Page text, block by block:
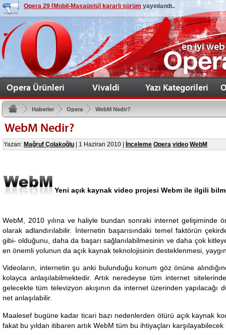
Opera 29 [Mobil-Masaüstü] kararlı sürümyayınlandı..
en iyi
Opera Ürünleri Vivaldi Yazı Kategorileri
Haberler Opera WebM Nedir?
WebM Nedir?
Yazan: Mağruf Çolakoğlu 1 Haziran 2010 İnceleme Opera video WebM
Yeni açık kaynak video projesi Webm ile ilgili
WebM, 2010 yılına ve haliyle bundan sonraki internet gelişiminde
olarak adlandırılabilir. İnternetin başarısındaki temel faktörün
gibi- olduğunu, daha da başarı sağlanılabilmesinin ve daha çok
en önemli yolunun da açık kaynak teknolojisinin desteklenmesi,
Videoların, internetin şu anki bulunduğu konum göz önüne
kolayca anlaşılabilmektedir. Artık neredeyse tüm internet
gelecekte tüm televizyon akışının da internet üzerinden
net anlaşılabilir.
Maalesef bugüne kadar ticari bazı nedenlerden ötürü açık kaynak
fakat bu yıldan itibaren artık WebM tüm bu ihtiyaçları